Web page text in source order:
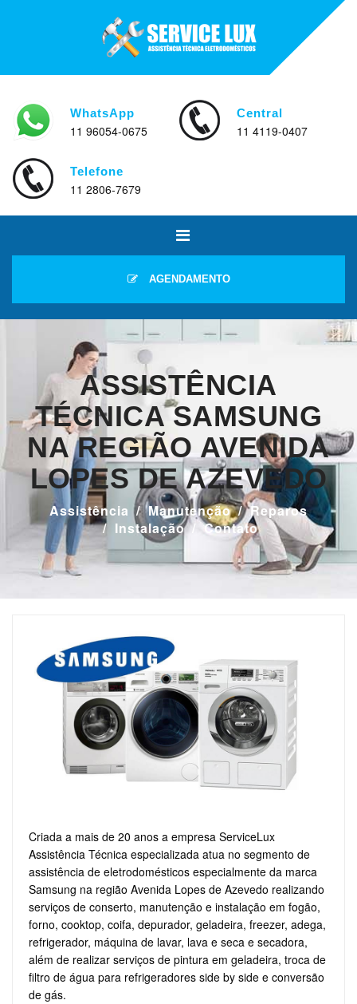
WhatsApp
11 96054-0675
Central
11 4119-0407
Telefone
11 2806-7679
AGENDAMENTO
ASSISTÊNCIA
TÉCNICA SAMSUNG
NA REGIÃO AVENIDA
LOPES DE AZEVEDO
Assistência Manutenção
Reparos
Instalação
Contato
Criada a mais de 20 anos a empresa ServiceLux
Assistência Técnica especializada atua no segmento de
assistência de eletrodomésticos especialmente da marca
Samsung na região Avenida Lopes de Azevedo realizando
serviços de conserto, manutenção e instalação em fogão,
forno, cooktop, coifa, depurador, geladeira, freezer, adega,
refrigerador, máquina de lavar, lava e seca e secadora,
além de realizar serviços de pintura em geladeira, troca de
filtro de água para refrigeradores side by side e conversão
de gás.